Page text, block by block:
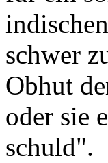
schwer
Obhut
oder sie
schuld".